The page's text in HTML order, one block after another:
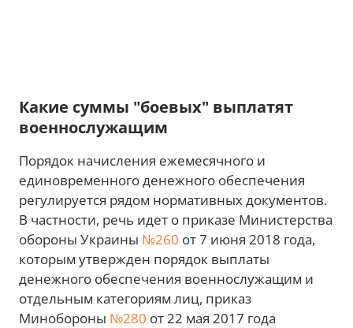
Какие суммы "боевых" выплатят
военнослужащим
Порядок начисления ежемесячного и
единовременного денежного обеспечения
регулируется рядом нормативных документов.
В частности, речь идет о приказе Министерства
обороны Украины №260 от 7 июня 2018 года,
которым утвержден порядок выплаты
денежного обеспечения военнослужащим и
отдельным категориям лиц, приказ
Минобороны №280 от 22 мая 2017 года